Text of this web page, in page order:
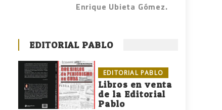
Enrique Ubieta Gómez.
EDITORIAL PABLO
EDITORIAL PABLO
Libros en venta
de la Editorial
Pablo